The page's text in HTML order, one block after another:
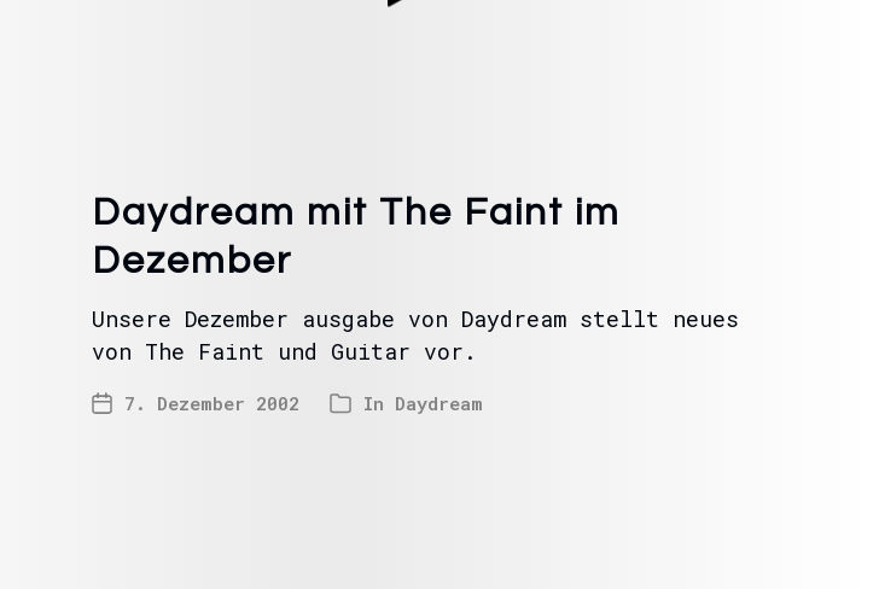
Daydream mit The Faint im
Dezember
Unsere Dezember ausgabe von Daydream stellt neues
von The Faint und Guitar vor.
7. Dezember 2002 In Daydream